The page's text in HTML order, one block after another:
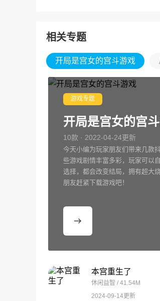
相关专题
开局是宫女的宫斗游戏
游戏专题
开局是宫女的宫
10款 · 2022-04-24更新
今天小编为玩家朋友们带来几款
些游戏剧情丰富多彩，玩家可以
选择，都会改变结局，拥有超大
朋友赶紧下载游戏吧！
本宫重生了
休闲益智 / 41.54M
2024-09-14更新